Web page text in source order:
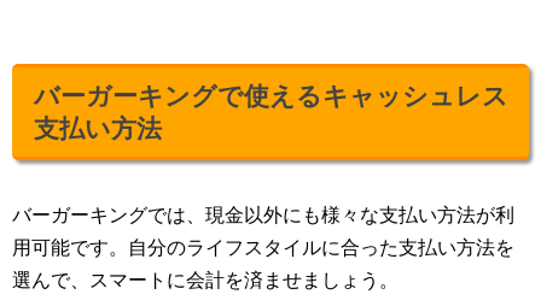
バーガーキングで使えるキャッシュレス
支払い方法
バーガーキングでは、現金以外にも様々な支払い方法が利
用可能です。自分のライフスタイルに合った支払い方法を
選んで、スマートに会計を済ませましょう。